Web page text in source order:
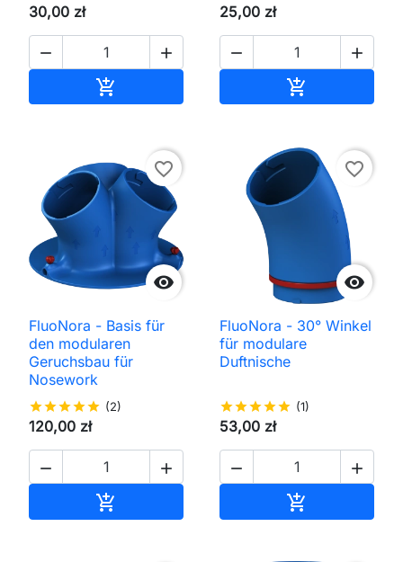
30,00 zł
 

25,00 zł
 


favorite_border
FluoNora - Basis für
den modularen
Geruchsbau für
Nosework
starstarstarstarstar (2)
120,00 zł
 


favorite_border
FluoNora - 30° Winkel
für modulare
Duftnische
starstarstarstarstar (1)
53,00 zł
 
